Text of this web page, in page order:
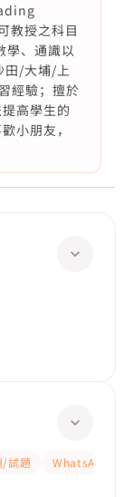
授之科目
學、通識以
田/大埔/上
經驗；擅於
高學生的
小朋友，
/試題
WhatsAPP問